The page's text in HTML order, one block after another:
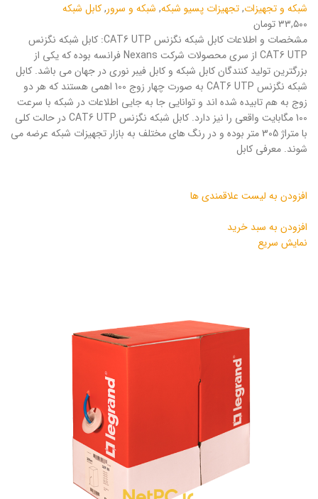
شبکه و تجهیزات,تجهیزات پسیو شبکه, شبکه و سرور,کابل شبکه
۳۳,۵۰۰ تومان
مشخصات و اطلاعات کابل شبکه نگزنس CAT6 UTP: کابل شبکه نگزنس
CAT6 UTP از سری محصولات شرکت Nexans فرانسه بوده که یکی از
بزرگترین تولید کنندگان کابل شبکه و کابل فیبر نوری در جهان می باشد. کابل
شبکه نگزنس CAT6 UTP به صورت چهار زوج 100 اهمی هستند که هر دو
زوج به هم تابیده شده اند و توانایی جا به جایی اطلاعات در شبکه با سرعت
100 مگابایت واقعی را نیز دارد. کابل شبکه نگزنس CAT6 UTP در حالت کلی
با متراژ 305 متر بوده و در رنگ های مختلف به بازار تجهیزات شبکه عرضه می
شوند. معرفی کابل
افزودن به لیست علاقمندی ها
افزودن به سبد خرید
نمایش سریع